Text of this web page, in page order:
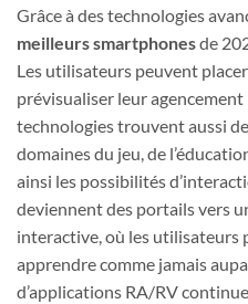
Grâce à des technologies
meilleurs smartphonesde
Les utilisateurs peuvent
prévisualiser leur
technologies trouvent aussi
domaines du jeu, de
ainsi les possibilités
deviennent des portails vers
interactive, où les utilisateurs
apprendre comme jamais
d’applications RA/RV